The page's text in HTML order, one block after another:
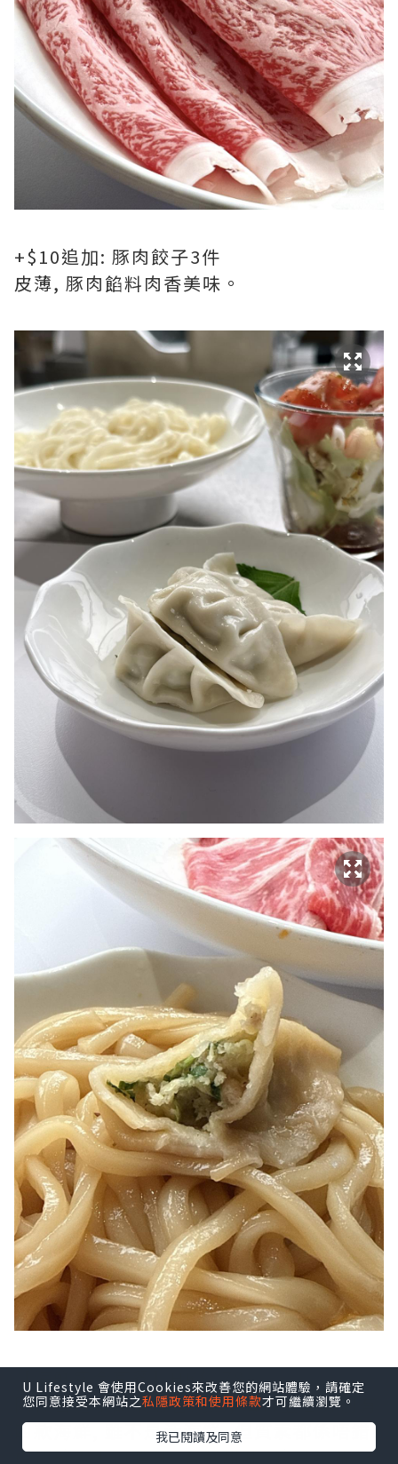
+$10追加: 豚肉餃子3件
皮薄, 豚肉餡料肉香美味。
【海鮮盛合套餐】HK$178
同樣自選了關東壽喜燒湯, 海鮮盛合分別有
四款海鮮, 雖不是活海鮮, 但質素都係唔錯!
虎蝦確實爽口彈牙, 有鮮甜味; 蠔很飽滿, 冇
U Lifestyle 會使用Cookies來改善您的網站體驗，請確定
您同意接受本網站之私隱政策和使用條款才可繼續瀏覽。
我已閱讀及同意